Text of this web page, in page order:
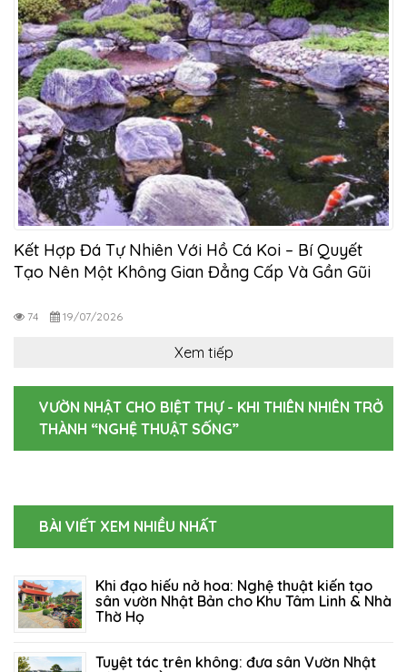
Kết Hợp Đá Tự Nhiên Với Hồ Cá Koi – Bí Quyết
Tạo Nên Một Không Gian Đẳng Cấp Và Gần Gũi
74 19/07/2026
Xem tiếp
VƯỜN NHẬT CHO BIỆT THỰ - KHI THIÊN NHIÊN TRỞ
THÀNH “NGHỆ THUẬT SỐNG”
BÀI VIẾT XEM NHIỀU NHẤT
Khi đạo hiếu nở hoa: Nghệ thuật kiến tạo
sân vườn Nhật Bản cho Khu Tâm Linh & Nhà
Thờ Họ
Tuyệt tác trên không: đưa sân Vườn Nhật